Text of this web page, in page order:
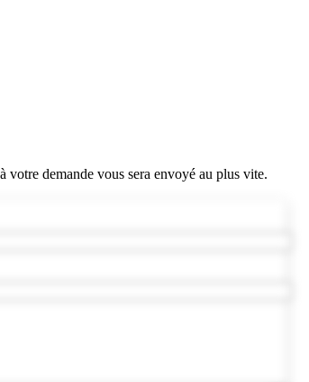
demande vous sera envoyé au plus vite.